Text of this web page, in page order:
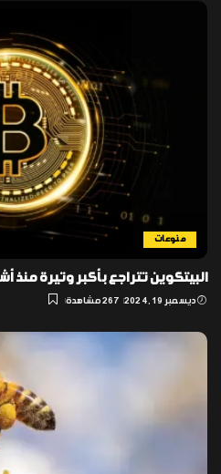
منوعات
البيتكوين تتراجع بأكبر وتيرة
ديسمبر 19, 2024 267 مشاهدة